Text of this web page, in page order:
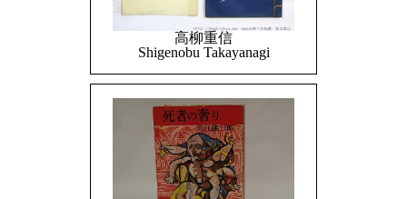
高柳重信
Shigenobu Takayanagi